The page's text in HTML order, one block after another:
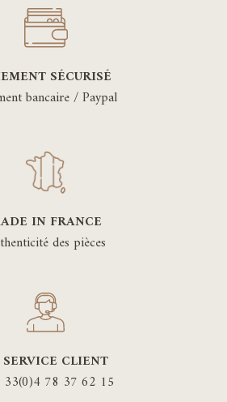
SÉCURISÉ
bancaire / Paypal
IN FRANCE
des pièces
CLIENT
33(0)4 78 37 62 15